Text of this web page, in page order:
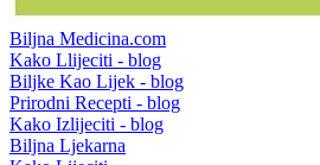
Biljna Medicina.com
Kako Llijeciti - blog
Biljke Kao Lijek - blog
Prirodni Recepti - blog
Kako Izlijeciti - blog
Biljna Ljekarna